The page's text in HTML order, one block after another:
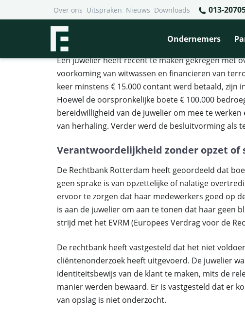
Over ons Uitspraken Nieuws Downloads 013-
Ondernemers
Financieel Recht Advocaten>Uitspraken>Juwelier onder vuur
Juwelier onder vuur wegens
Een juwelier heeft recent te maken gekregen met
voorkoming van witwassen en financieren van
keer minstens € 15.000 contant werd betaald,
Hoewel de oorspronkelijke boete € 100.000
bereidwilligheid van de juwelier om mee te
van herhaling. Verder werd de besluitvorming als
Verantwoordelijkheid zonder opzet of
De Rechtbank Rotterdam heeft geoordeeld dat
geen sprake is van opzettelijke of nalatige
ervoor te zorgen dat haar medewerkers goed op
is aan de juwelier om aan te tonen dat haar geen
strijd met het EVRM (Europees Verdrag voor de
De rechtbank heeft vastgesteld dat het niet
cliëntenonderzoek heeft uitgevoerd. De juwelier
identiteitsbewijs van de klant te maken, mits de
manier werden bewaard. Er is vastgesteld dat er
van opslag is niet onderzocht.